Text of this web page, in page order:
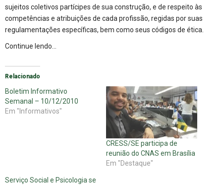
sujeitos coletivos partícipes de sua construção, e de respeito às
competências e atribuições de cada profissão, regidas por suas
regulamentações específicas, bem como seus códigos de ética.
Continue lendo…
Relacionado
Boletim Informativo
Semanal – 10/12/2010
Em "Informativos"
CRESS/SE participa de
reunião do CNAS em Brasília
Em "Destaque"
Serviço Social e Psicologia se